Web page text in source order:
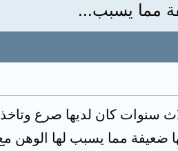
مما يسبب...
سنوات كان لديها صرع
ضعيفة مما يسبب لها الوهن